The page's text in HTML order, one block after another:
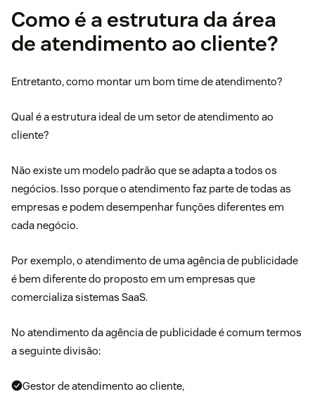
Como é a estrutura da área
de atendimento ao cliente?
Entretanto, como montar um bom time de atendimento?
Qual é a estrutura ideal de um setor de atendimento ao
cliente?
Não existe um modelo padrão que se adapta a todos os
negócios. Isso porque o atendimento faz parte de todas as
empresas e podem desempenhar funções diferentes em
cada negócio.
Por exemplo, o atendimento de uma agência de publicidade
é bem diferente do proposto em um empresas que
comercializa sistemas SaaS.
No atendimento da agência de publicidade é comum termos
a seguinte divisão:
Gestor de atendimento ao cliente,